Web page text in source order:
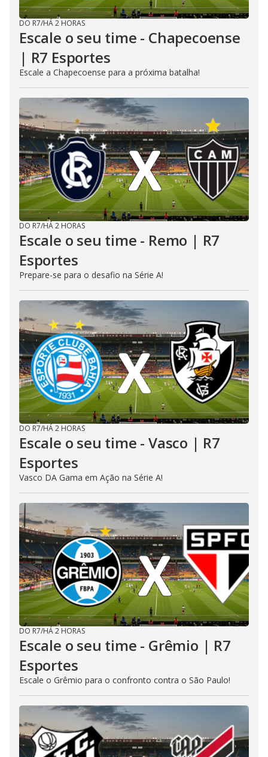
DO R7/HÁ 2 HORAS
Escale o seu time - Chapecoense
| R7 Esportes
Escale a Chapecoense para a próxima batalha!
DO R7/HÁ 2 HORAS
Escale o seu time - Remo | R7
Esportes
Prepare-se para o desafio na Série A!
DO R7/HÁ 2 HORAS
Escale o seu time - Vasco | R7
Esportes
Vasco DA Gama em Ação na Série A!
DO R7/HÁ 2 HORAS
Escale o seu time - Grêmio | R7
Esportes
Escale o Grêmio para o confronto contra o São Paulo!